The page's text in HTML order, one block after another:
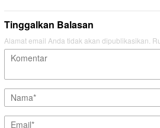
Tinggalkan Balasan
Alamat email Anda tidak akan dipublikasikan.